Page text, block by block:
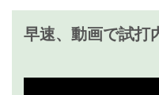
早速、動画で試打